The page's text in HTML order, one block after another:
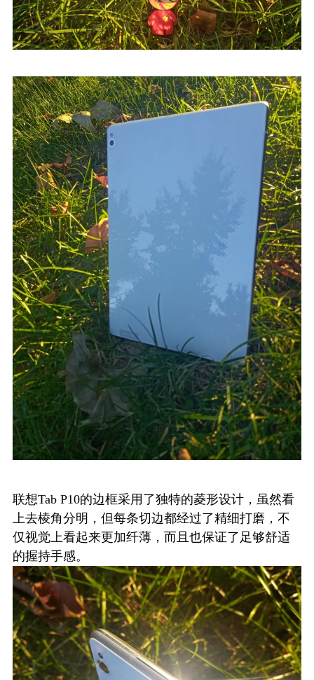
联想Tab P10的边框采用了独特的菱形设计，虽然看
上去棱角分明，但每条切边都经过了精细打磨，不
仅视觉上看起来更加纤薄，而且也保证了足够舒适
的握持手感。